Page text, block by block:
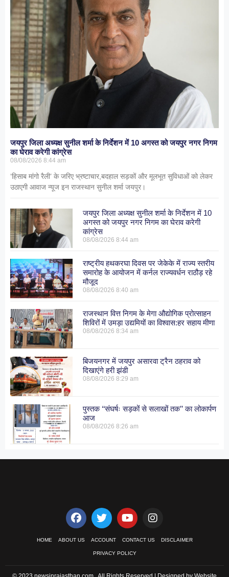
जयपुर जिला अध्यक्ष सुनील शर्मा के निर्देशन में 10 अगस्त को जयपुर नगर निगम
का घेराव करेगी कांग्रेस
08/08/2026 8:44 am
‘हिसाब मांगो रैली’ के जरिए भ्रष्टाचार,बदहाल सड़कों और मूलभूत सुविधाओं को लेकर
उठाएगी आवाज न्यूज इन राजस्थान सुनील शर्मा जयपुर।
जयपुर जिला अध्यक्ष सुनील शर्मा के निर्देशन में 10
अगस्त को जयपुर नगर निगम का घेराव करेगी
कांग्रेस
08/08/20268:44 am
राष्ट्रीय हथकरघा दिवस पर जेकेके में राज्य स्तरीय
समारोह के आयोजन में कर्नल राज्यवर्धन राठौड़ रहे
मौजूद
08/08/20268:40 am
राजस्थान वित्त निगम के मेगा औद्योगिक प्रोत्साहन
शिविरों में उमड़ा उद्यमियों का विश्वास:हर सहाय मीणा
08/08/20268:34 am
बिजयनगर में जयपुर असारवा ट्रैन ठहराव को
दिखाएंगे हरी झंडी
08/08/20268:29 am
पुस्तक ‘‘संघर्षः सड़कों से सलाखों तक’’ का लोकार्पण
आज
08/08/20268:26 am
HOME ABOUT US ACCOUNT CONTACT US DISCLAIMER
PRIVACY POLICY